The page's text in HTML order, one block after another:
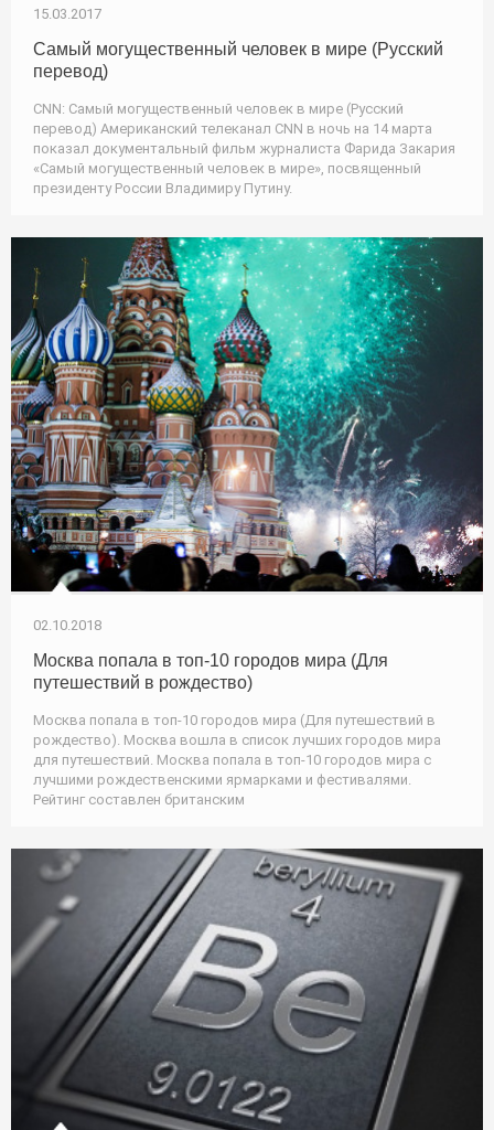
15.03.2017
Самый могущественный человек в мире (Русский
перевод)
CNN: Самый могущественный человек в мире (Русский
перевод) Американский телеканал CNN в ночь на 14 марта
показал документальный фильм журналиста Фарида Закария
«Самый могущественный человек в мире», посвященный
президенту России Владимиру Путину.
02.10.2018
Москва попала в топ-10 городов мира (Для
путешествий в рождество)
Москва попала в топ-10 городов мира (Для путешествий в
рождество). Москва вошла в список лучших городов мира
для путешествий. Москва попала в топ-10 городов мира с
лучшими рождественскими ярмарками и фестивалями.
Рейтинг составлен британским